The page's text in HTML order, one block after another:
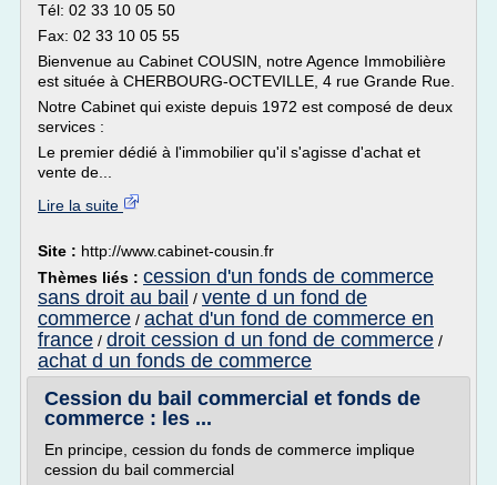
Tél: 02 33 10 05 50
Fax: 02 33 10 05 55
Bienvenue au Cabinet COUSIN, notre Agence Immobilière
est située à CHERBOURG-OCTEVILLE, 4 rue Grande Rue.
Notre Cabinet qui existe depuis 1972 est composé de deux
services :
Le premier dédié à l'immobilier qu'il s'agisse d'achat et
vente de...
Lire la suite
Site : http://www.cabinet-cousin.fr
Thèmes liés : cession d'un fonds de commerce
sans droit au bail / vente d un fond de
commerce / achat d'un fond de commerce en
france / droit cession d un fond de commerce /
achat d un fonds de commerce
Cession du bail commercial et fonds de
commerce : les ...
En principe, cession du fonds de commerce implique
cession du bail commercial